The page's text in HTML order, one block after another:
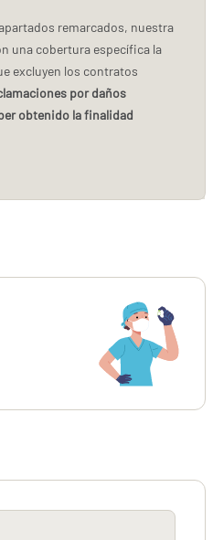
remarcados, nuestra
una cobertura específica la
excluyen los contratos
por daños
obtenido la finalidad